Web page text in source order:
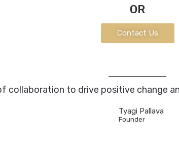
OR
Contact Us
collaboration to drive positive change
Tyagi Pallava
Founder